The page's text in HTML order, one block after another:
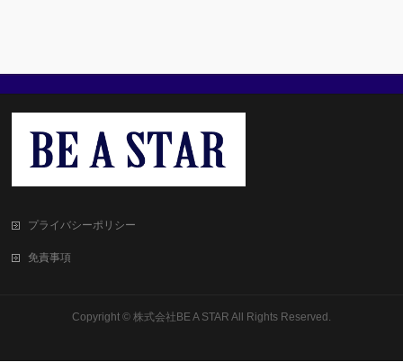
プライバシーポリシー
免責事項
Copyright © 株式会社BE A STAR All Rights Reserved.